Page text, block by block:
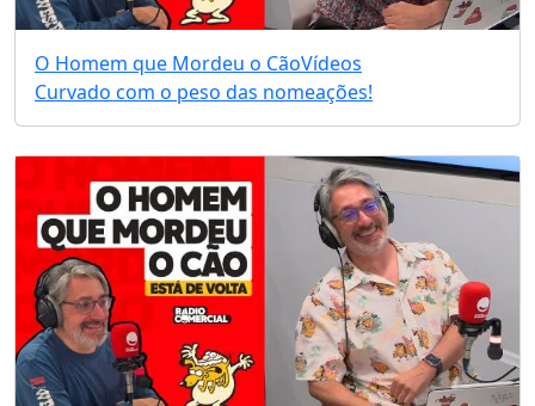
O Homem que Mordeu o CãoVídeos
Curvado com o peso das nomeações!